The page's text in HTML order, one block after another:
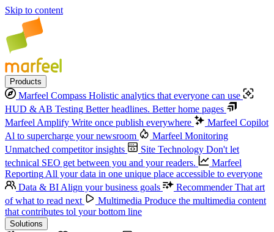
Skip to content
Products
Marfeel Compass Holistic analytics that everyone can use
HUD & AB Testing Better headlines. Better home pages
Marfeel Amplify Write once publish everywhere
Marfeel Copilot
Al to supercharge your newsroom
Marfeel Monitoring
Unmatched competitor insights
Site Technology Don't let
technical SEO get between you and your readers.
Marfeel
Reporting All your data in one unique place accessible to everyone
Data & BI Align your business goals Recommender That art
of what to read next
Multimedia Produce the multimedia content
that contributes tol your bottom line
Solutions